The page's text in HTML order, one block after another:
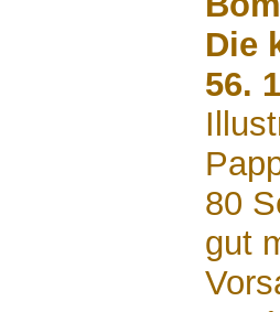
Die
56.
80
gut